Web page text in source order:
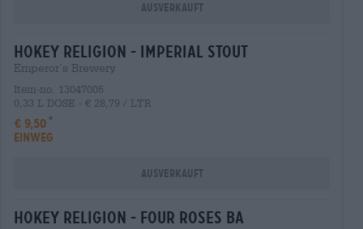
Ausverkauft
hokey religion - imperial stout
Emperor´s Brewery
Item-no. 13047005
0,33 L DOSE - € 28,79 / LTR
€ 9,50
EINWEG
Ausverkauft
hokey religion - four roses ba